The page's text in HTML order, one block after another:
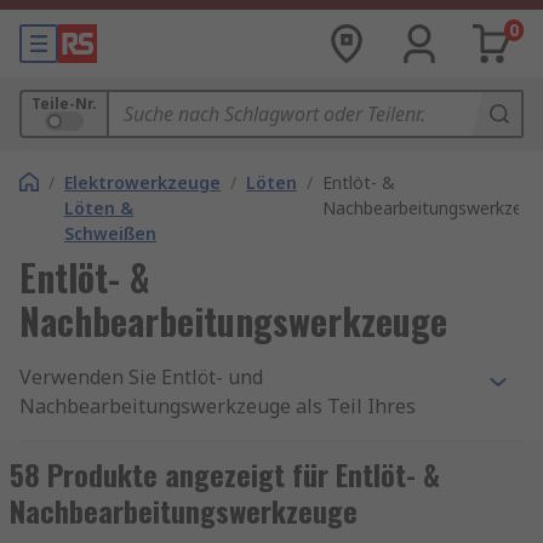
0
Teile-Nr.
/ Elektrowerkzeuge
Löten &
Schweißen
/ Löten / Entlöt- &
Entlöt- &
Nachbearbeitungswerkzeuge
Verwenden Sie Entlöt- und
Nachbearbeitungswerkzeuge als Teil Ihres
wurden für den Einsatz mit Leiterplatten,
Verdrahtung oder gelötete Komponenten
entwickelt. Entlöt- und
58 Produkte angezeigt für Entlöt- &
Nachbearbeitungswerkzeuge